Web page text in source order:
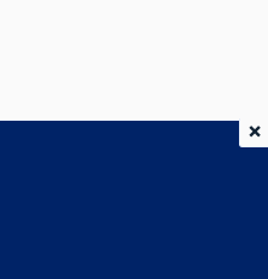
×